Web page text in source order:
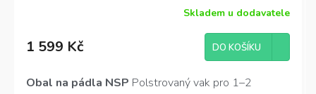
Skladem u dodavatele
1 599 Kč DO KOŠÍKU
Obal na pádla NSP Polstrovaný vak pro 1–2